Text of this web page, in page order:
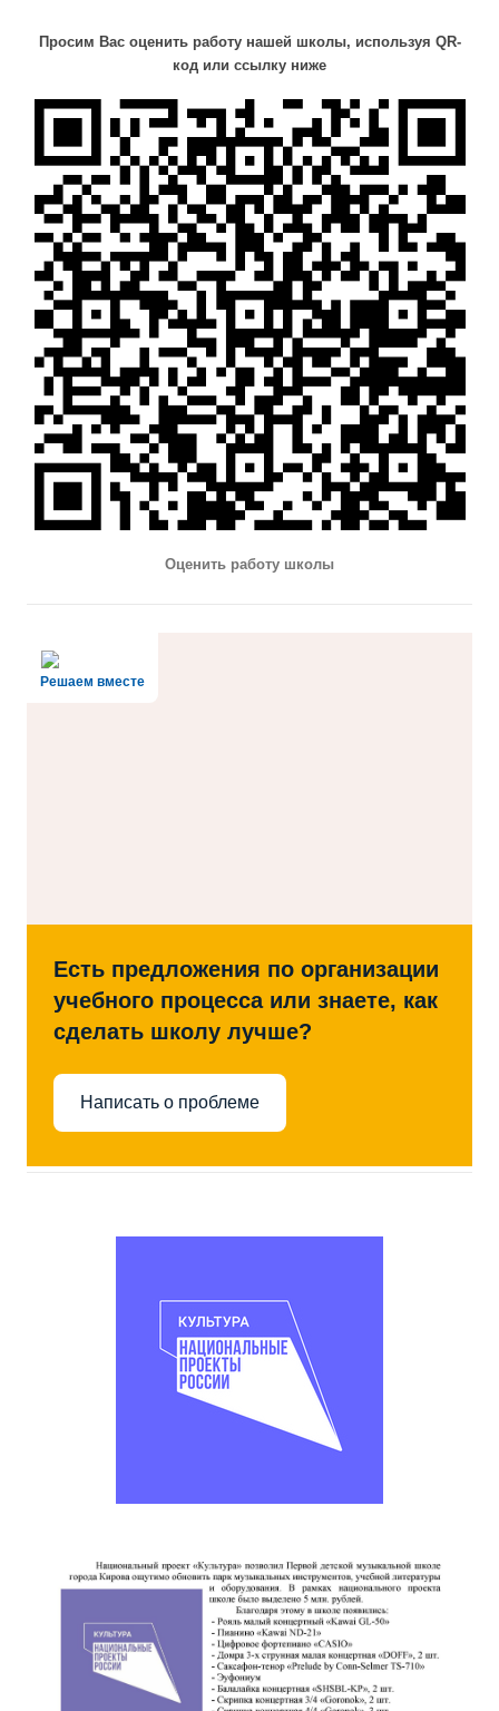
Просим Вас оценить работу нашей школы, используя QR-
код или ссылку ниже
Оценить работу школы
Решаем вместе
Есть предложения по организации
учебного процесса или знаете, как
сделать школу лучше?
Написать о проблеме